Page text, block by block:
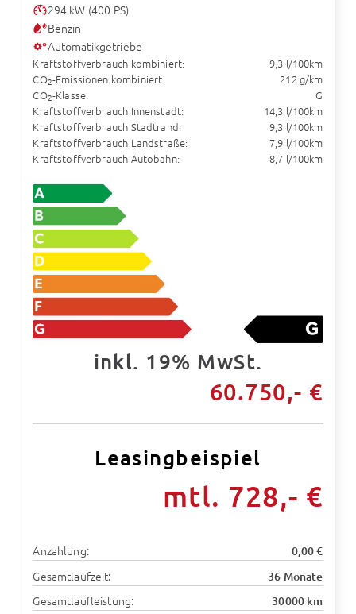
294 kW (400 PS)
Benzin
Automatikgetriebe
Kraftstoffverbrauch kombiniert:
9,3 l/100km
CO2-Emissionen kombiniert:
212 g/km
CO2-Klasse:
G
Kraftstoffverbrauch Innenstadt:
14,3 l/100km
Kraftstoffverbrauch Stadtrand:
9,3 l/100km
Kraftstoffverbrauch Landstraße:
7,9 l/100km
Kraftstoffverbrauch Autobahn:
8,7 l/100km
inkl. 19% MwSt.
60.750,- €
Leasingbeispiel
mtl. 728,- €
Anzahlung: 0,00 €
Gesamtlaufzeit: 36 Monate
Gesamtlaufleistung: 30000 km